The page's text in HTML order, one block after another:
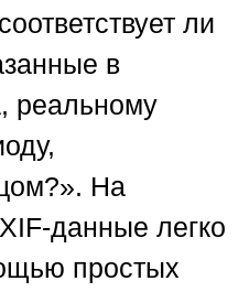
ли
в
реальному
На
данные легко
простых